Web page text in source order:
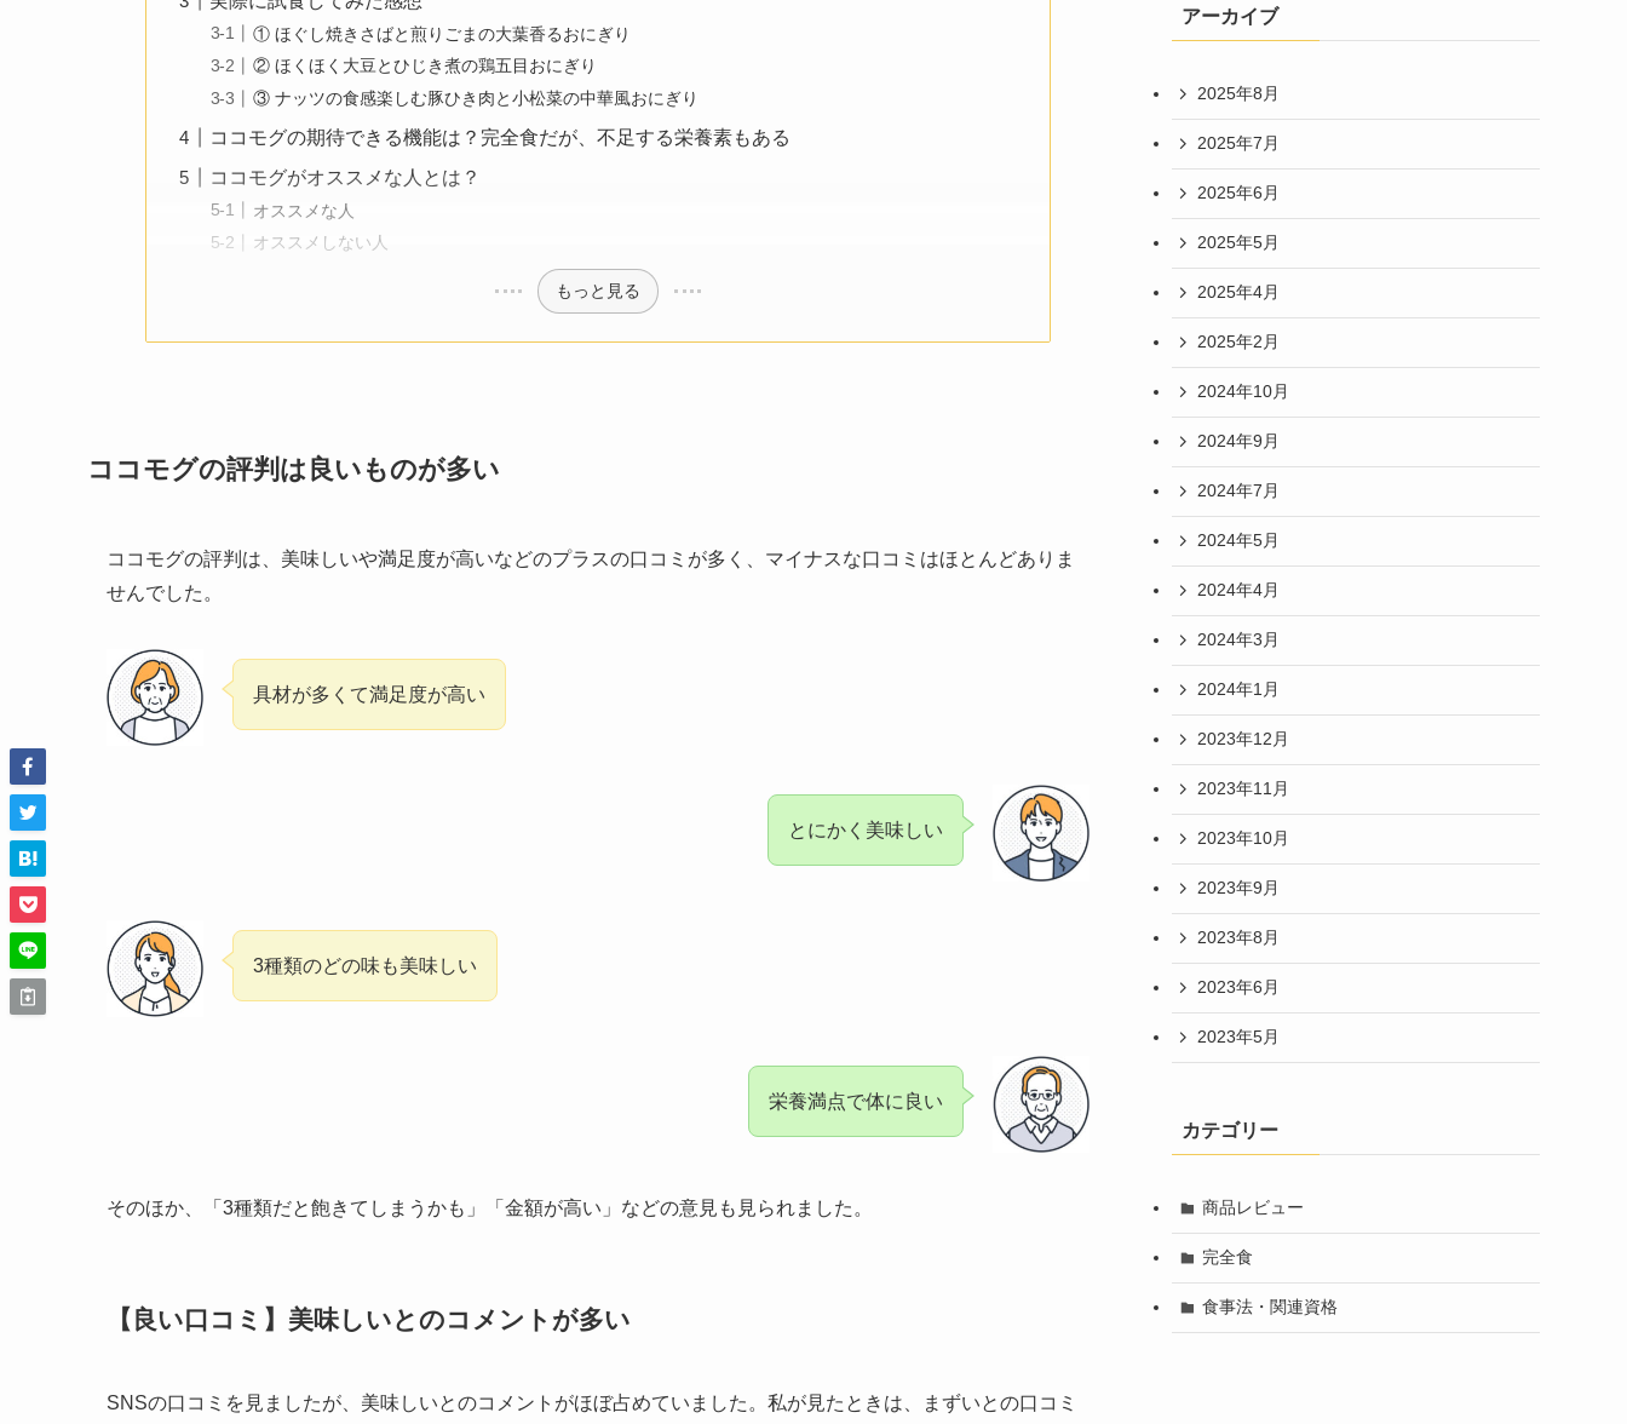
① ほぐし焼きさばと煎りごまの大葉香るおにぎり
② ほくほく大豆とひじき煮の鶏五目おにぎり
③ ナッツの食感楽しむ豚ひき肉と小松菜の中華風おにぎり
ココモグの期待できる機能は？完全食だが、不足する栄養素もある
ココモグがオススメな人とは？
オススメな人
オススメしない人
もっと見る
ココモグの評判は良いものが多い
ココモグの評判は、美味しいや満足度が高いなどのプラスの口コミが多く、マイナスな口コミはほとんどありま
せんでした。
具材が多くて満足度が高い
とにかく美味しい
3種類のどの味も美味しい
栄養満点で体に良い
そのほか、「3種類だと飽きてしまうかも」「金額が高い」などの意見も見られました。
【良い口コミ】美味しいとのコメントが多い
SNSの口コミを見ましたが、美味しいとのコメントがほぼ占めていました。私が見たときは、まずいとの口コミ
アーカイブ
2025年8月
2025年7月
2025年6月
2025年5月
2025年4月
2025年2月
2024年10月
2024年9月
2024年7月
2024年5月
2024年4月
2024年3月
2024年1月
2023年12月
2023年11月
2023年10月
2023年9月
2023年8月
2023年6月
2023年5月
カテゴリー
商品レビュー
完全食
食事法・関連資格